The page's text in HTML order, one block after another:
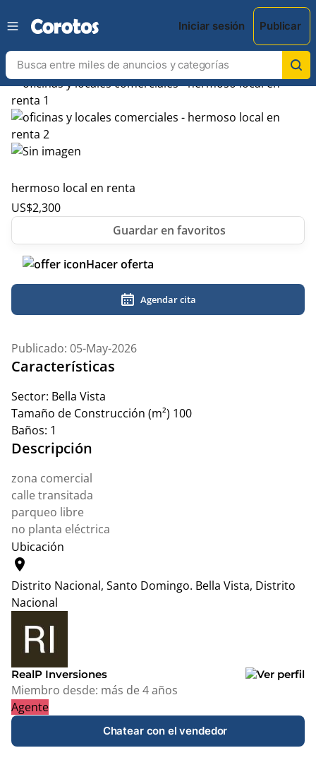
Iniciar sesión Publicar
hermoso local en renta
US$2,300
Hacer oferta
Agendar cita
Publicado: 05-May-2026
Características
Sector: Bella Vista
Tamaño de Construcción (m²) 100
Baños: 1
Descripción
zona comercial
calle transitada
parqueo libre
no planta eléctrica
Ubicación
location_on
Distrito Nacional, Santo Domingo. Bella Vista, Distrito
Nacional
+
−
RealP Inversiones
Miembro desde: más de 4 años
Agente
Chatear con el vendedor